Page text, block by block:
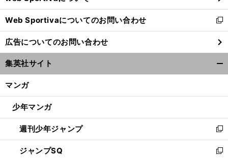
開
く
Web Sportivaについてのお問い合わせ
新
し
い
ウ
ィ
ン
ウ
開
く
広告についてのお問い合わせ
集英社サイト
マンガ
少年マンガ
週刊少年ジャンプ
新
し
い
ジャンプSQ
新